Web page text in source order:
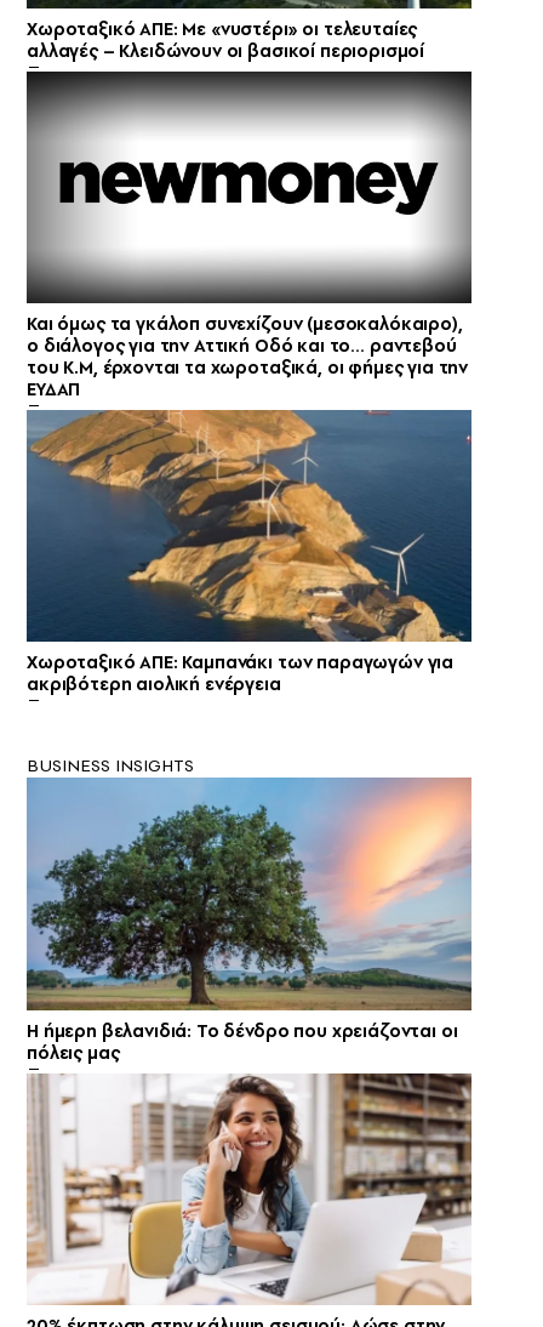
Χωροταξικό ΑΠΕ: Με «νυστέρι» οι τελευταίες
αλλαγές – Κλειδώνουν οι βασικοί περιορισμοί
Και όμως τα γκάλοπ συνεχίζουν (μεσοκαλόκαιρο),
ο διάλογος για την Αττική Οδό και το… ραντεβού
του Κ.Μ, έρχονται τα χωροταξικά, οι φήμες για την
ΕΥΔΑΠ
Χωροταξικό ΑΠΕ: Καμπανάκι των παραγωγών για
ακριβότερη αιολική ενέργεια
BUSINESS INSIGHTS
Η ήμερη βελανιδιά: Το δένδρο που χρειάζονται οι
πόλεις μας